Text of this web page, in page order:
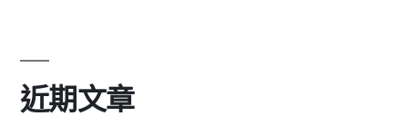
近期文章